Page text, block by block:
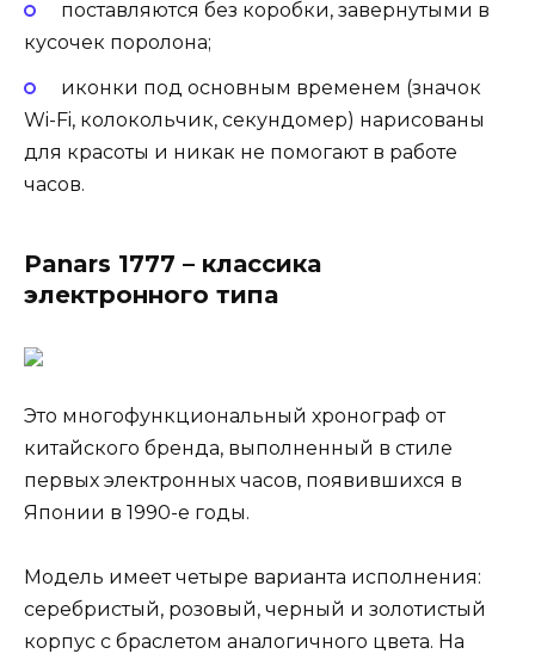
поставляются без коробки, завернутыми в
кусочек поролона;
иконки под основным временем (значок
Wi-Fi, колокольчик, секундомер) нарисованы
для красоты и никак не помогают в работе
часов.
Panars 1777 – классика
электронного типа
Это многофункциональный хронограф от
китайского бренда, выполненный в стиле
первых электронных часов, появившихся в
Японии в 1990-е годы.
Модель имеет четыре варианта исполнения:
серебристый, розовый, черный и золотистый
корпус с браслетом аналогичного цвета. На